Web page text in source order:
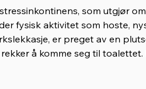
som utgjør
fysisk aktivitet som hoste,
er preget av en
å komme seg til